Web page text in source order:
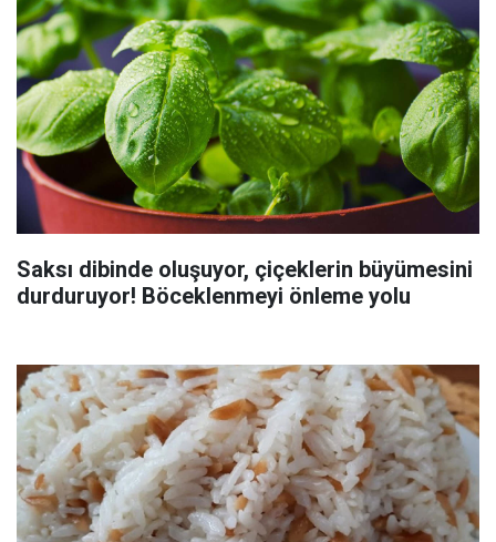
Saksı dibinde oluşuyor, çiçeklerin büyümesini
durduruyor! Böceklenmeyi önleme yolu